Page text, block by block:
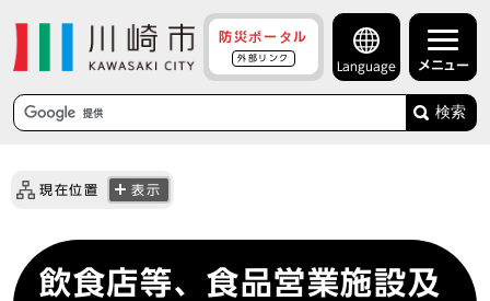
防災ポータル
外部リンク
Language メニュー
検索
現在位置 表示
飲食店等、食品営業施設及